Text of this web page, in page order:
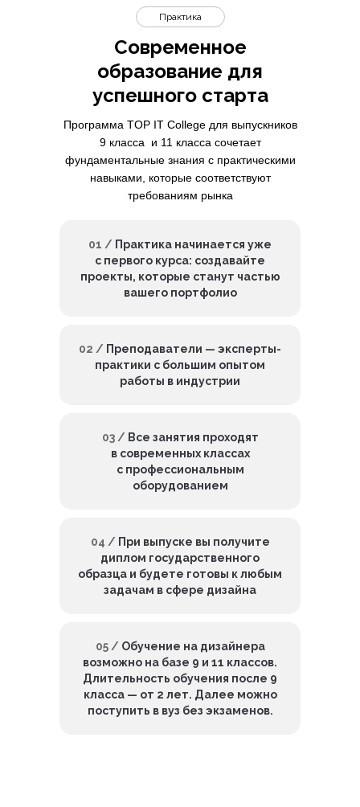
Современное
образование для
успешного старта
Практика
Программа TOP IT College для выпускников
9 класса и 11 класса сочетает
фундаментальные знания с практическими
навыками, которые соответствуют
требованиям рынка
01 / Практика начинается уже
с первого курса: создавайте
проекты, которые станут частью
вашего портфолио
02 / Преподаватели — эксперты-
практики с большим опытом
работы в индустрии
03 / Все занятия проходят
в современных классах
с профессиональным
оборудованием
04 / При выпуске вы получите
диплом государственного
образца и будете готовы к любым
задачам в сфере дизайна
05 / Обучение на дизайнера
возможно на базе 9 и 11 классов.
Длительность обучения после 9
класса — от 2 лет. Далее можно
поступить в вуз без экзаменов.